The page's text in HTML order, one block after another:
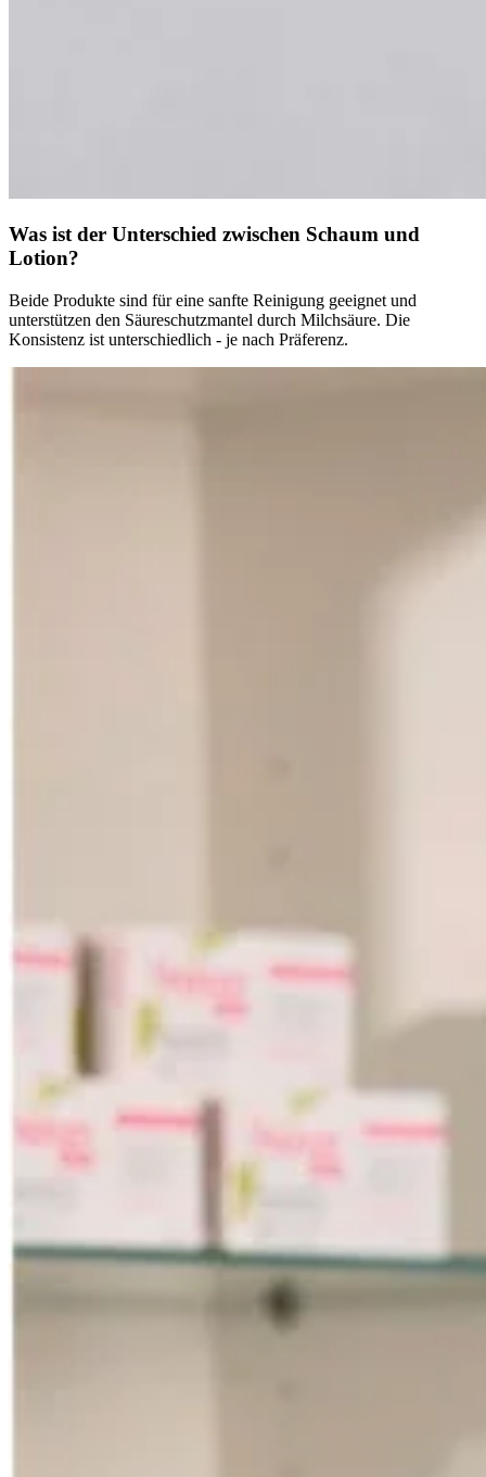
Was ist der Unterschied zwischen Schaum und
Lotion?
Beide Produkte sind für eine sanfte Reinigung geeignet und
unterstützen den Säureschutzmantel durch Milchsäure. Die
Konsistenz ist unterschiedlich - je nach Präferenz.